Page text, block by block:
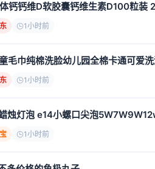
钙钙维D软胶囊钙维生素D100粒装
1小时前
毛巾纯棉洗脸幼儿园全棉卡通可爱
1小时前
烛灯泡 e14小螺口尖泡
1小时前